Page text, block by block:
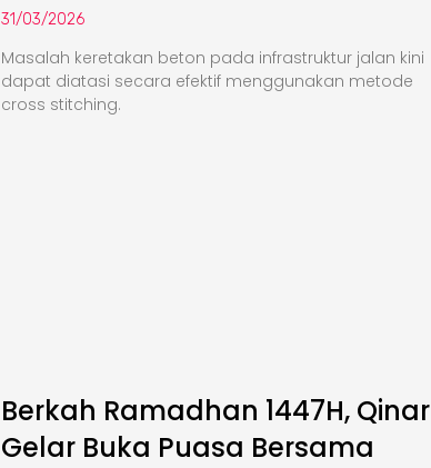
31/03/2026
Masalah keretakan beton pada infrastruktur jalan kini
dapat diatasi secara efektif menggunakan metode
cross stitching.
Berkah Ramadhan 1447H, Qinar
Gelar Buka Puasa Bersama